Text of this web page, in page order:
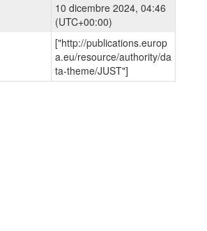
10 dicembre 2024, 04:46
(UTC+00:00)
["http://publications.europ
a.eu/resource/authority/da
ta-theme/JUST"]